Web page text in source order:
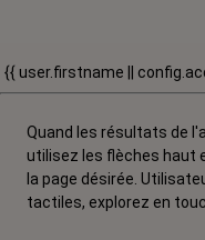
{{ user.firstname ||
Quand les résultats de
utilisez les flèches haut
la page désirée.
tactiles, explorez en